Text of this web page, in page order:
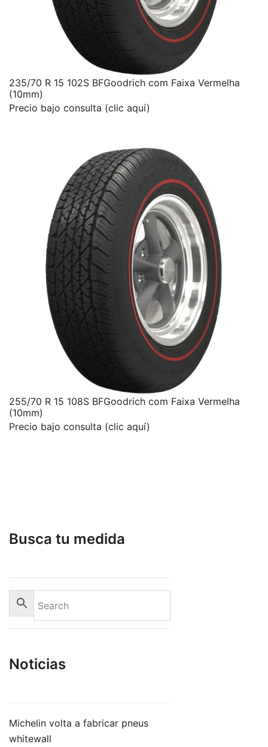
235/70 R 15 102S BFGoodrich com Faixa Vermelha
(10mm)
Precio bajo consulta (clic aquí)
255/70 R 15 108S BFGoodrich com Faixa Vermelha
(10mm)
Precio bajo consulta (clic aquí)
Busca tu medida
Noticias
Michelin volta a fabricar pneus
whitewall